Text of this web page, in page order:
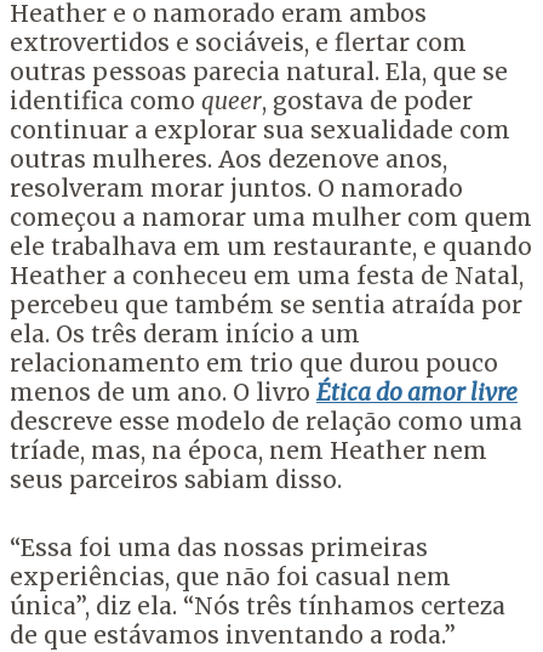
Heather e o namorado eram ambos
extrovertidos e sociáveis, e flertar com
outras pessoas parecia natural. Ela, que se
identifica como queer, gostava de poder
continuar a explorar sua sexualidade com
outras mulheres. Aos dezenove anos,
resolveram morar juntos. O namorado
começou a namorar uma mulher com quem
ele trabalhava em um restaurante, e quando
Heather a conheceu em uma festa de Natal,
percebeu que também se sentia atraída por
ela. Os três deram início a um
relacionamento em trio que durou pouco
menos de um ano. O livro Ética do amor livre
descreve esse modelo de relação como uma
tríade, mas, na época, nem Heather nem
seus parceiros sabiam disso.
“Essa foi uma das nossas primeiras
experiências, que não foi casual nem
única”, diz ela. “Nós três tínhamos certeza
de que estávamos inventando a roda.”